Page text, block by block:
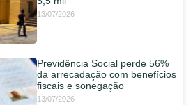
13/07/2026
Previdência Social perde 56%
da arrecadação com benefícios
fiscais e sonegação
13/07/2026